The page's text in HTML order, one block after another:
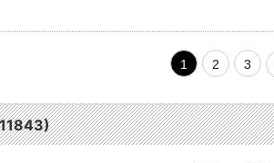
1 2 3